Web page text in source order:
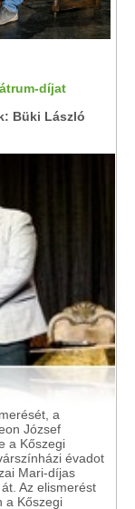
díjat
Büki László
a
József
a Kőszegi
évadot
Mari-díjas
Az elismerést
a Kőszegi